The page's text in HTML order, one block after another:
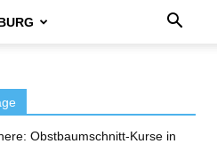
Obstbaumschnitt-Kurse in